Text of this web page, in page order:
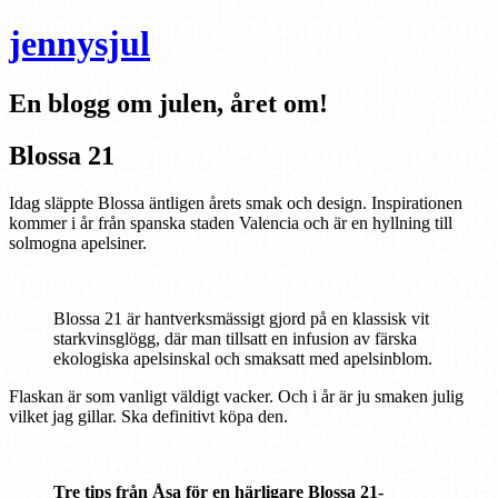
jennysjul
En blogg om julen, året om!
Blossa 21
Idag släppte Blossa äntligen årets smak och design. Inspirationen
kommer i år från spanska staden Valencia och är en hyllning till
solmogna apelsiner.
Blossa 21 är hantverksmässigt gjord på en klassisk vit
starkvinsglögg, där man tillsatt en infusion av färska
ekologiska apelsinskal och smaksatt med apelsinblom.
Flaskan är som vanligt väldigt vacker. Och i år är ju smaken julig
vilket jag gillar. Ska definitivt köpa den.
Tre tips från Åsa för en härligare Blossa 21-